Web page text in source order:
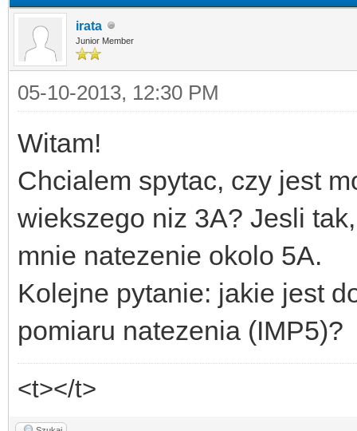
irata
Junior Member
05-10-2013, 12:30 PM
Witam!
Chcialem spytac, czy jest
wiekszego niz 3A? Jesli
mnie natezenie okolo 5A.
Kolejne pytanie: jakie jest
pomiaru natezenia (IMP5)?
<t></t>